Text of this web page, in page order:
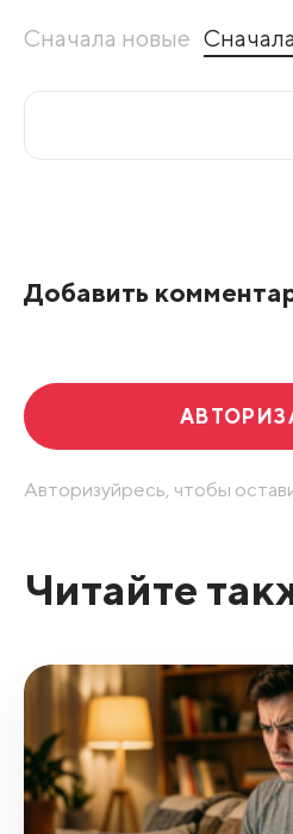
Сначала новые
Добавить
Авторизуйресь, чтобы
Читайте